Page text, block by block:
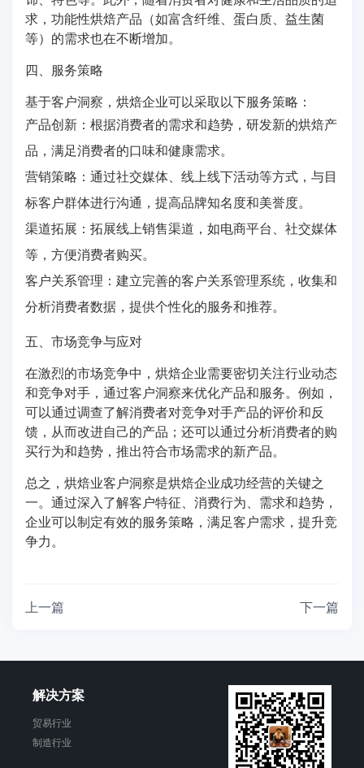
求，功能性烘焙产品（如富含纤维、蛋白质、益生菌
等）的需求也在不断增加。
四、服务策略
基于客户洞察，烘焙企业可以采取以下服务策略：
产品创新：根据消费者的需求和趋势，研发新的烘焙产
品，满足消费者的口味和健康需求。
营销策略：通过社交媒体、线上线下活动等方式，与目
标客户群体进行沟通，提高品牌知名度和美誉度。
渠道拓展：拓展线上销售渠道，如电商平台、社交媒体
等，方便消费者购买。
客户关系管理：建立完善的客户关系管理系统，收集和
分析消费者数据，提供个性化的服务和推荐。
五、市场竞争与应对
在激烈的市场竞争中，烘焙企业需要密切关注行业动态
和竞争对手，通过客户洞察来优化产品和服务。例如，
可以通过调查了解消费者对竞争对手产品的评价和反
馈，从而改进自己的产品；还可以通过分析消费者的购
买行为和趋势，推出符合市场需求的新产品。
总之，烘焙业客户洞察是烘焙企业成功经营的关键之
一。通过深入了解客户特征、消费行为、需求和趋势，
企业可以制定有效的服务策略，满足客户需求，提升竞
争力。
上一篇 下一篇
解决方案
贸易行业
制造行业